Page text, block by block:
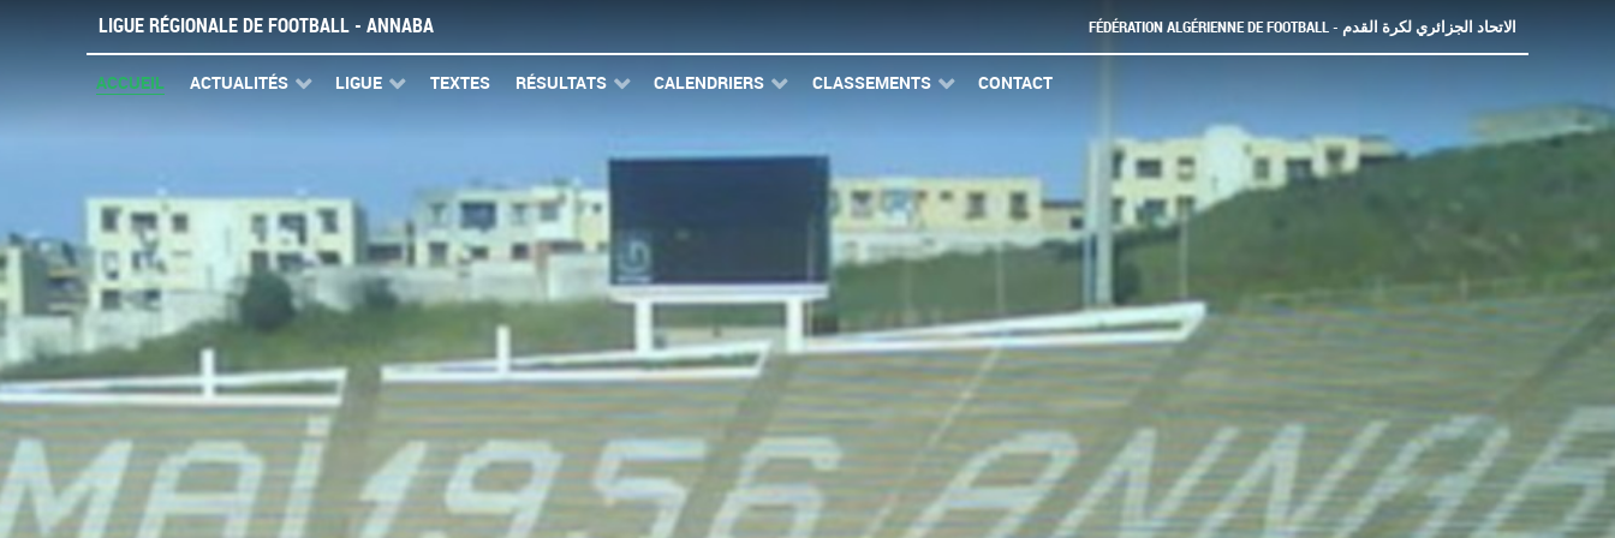
LIGUE RÉGIONALE DE FOOTBALL - ANNABA FÉDÉRATION ALGÉRIENNE DE FOOTBALL - الاتحاد الجزائري لكرة القدم
ACCUEIL ACTUALITÉS LIGUE TEXTES RÉSULTATS CALENDRIERS CLASSEMENTS CONTACT